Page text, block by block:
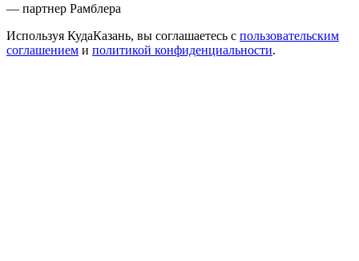
— партнер Рамблера
Используя КудаКазань, вы соглашаетесь с пользовательским
соглашением и политикой конфиденциальности.